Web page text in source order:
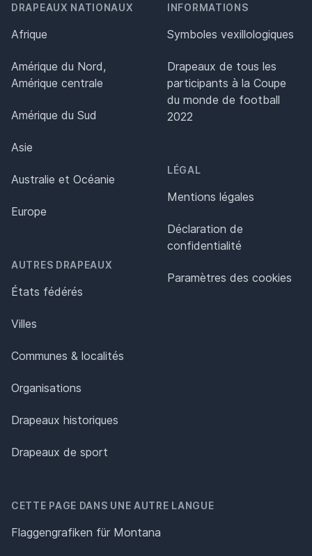
DRAPEAUX NATIONAUX
Afrique
Amérique du Nord,
Amérique centrale
Amérique du Sud
Asie
Australie et Océanie
Europe
AUTRES DRAPEAUX
États fédérés
Villes
Communes & localités
Organisations
Drapeaux historiques
Drapeaux de sport
INFORMATIONS
Symboles vexillologiques
Drapeaux de tous les
participants à la Coupe
du monde de football
2022
LÉGAL
Mentions légales
Déclaration de
confidentialité
Paramètres des cookies
CETTE PAGE DANS UNE AUTRE LANGUE
Flaggengrafiken für Montana